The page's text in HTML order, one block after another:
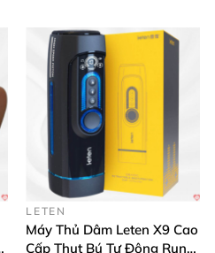
LETEN
Máy Thủ Dâm Leten X9 Cao
Cấp Thụt Bú Tự Động Rung